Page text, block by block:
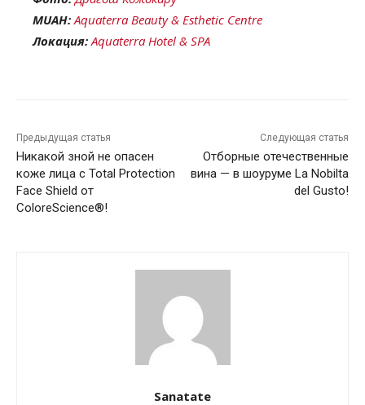
MUAH: Aquaterra Beauty & Esthetic Centre
Локация: Aquaterra Hotel & SPA
Предыдущая статья
Никакой зной не опасен
коже лица с Total Protection
Face Shield от
ColoreScience®!
Следующая статья
Отборные отечественные
вина — в шоуруме La Nobilta
del Gusto!
Sanatate